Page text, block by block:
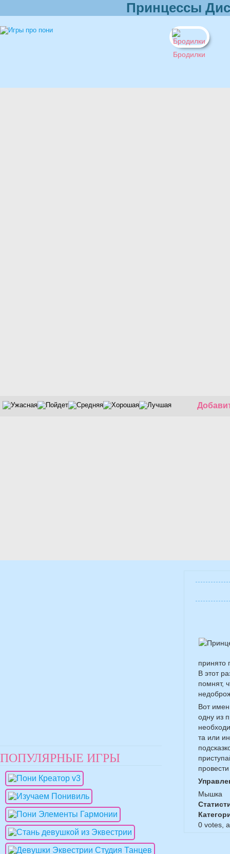
Принцессы
Бродилки
принято
В этот
помнят,
Вот
одну из
та или
Мышка
0 votes,
ПОПУЛЯРНЫЕ ИГРЫ